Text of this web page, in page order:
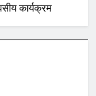
कार्यक्रम